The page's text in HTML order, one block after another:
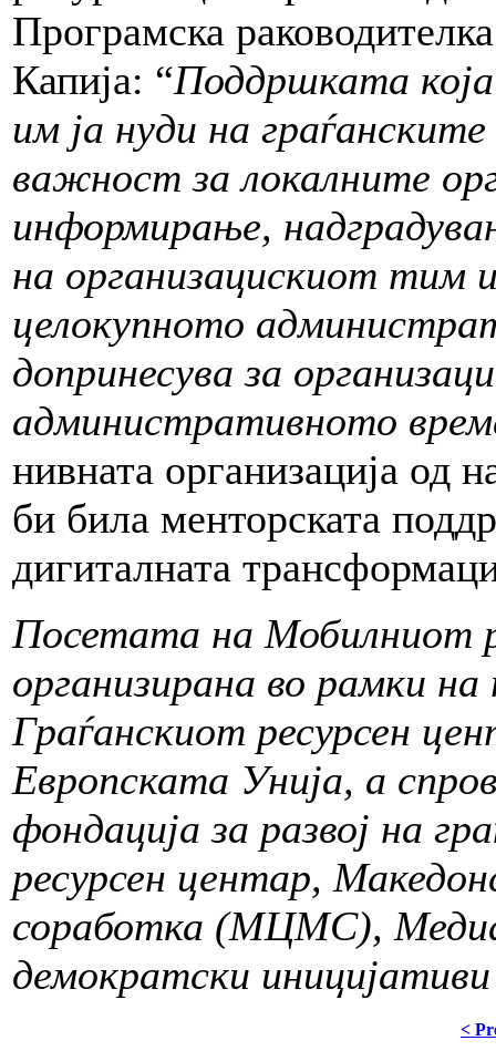
Програмска
Капија: “Поддршката
им ја нуди на
важност за локалните
информирање,
на организацискиот тим
целокупното
допринесува за
административното
нивната организација од
би била менторската
дигиталната
Посетата на Мобилниот
организирана во рамки
Граѓанскиот ресурсен
Европската Унија, а
фондација за развој на
ресурсен центар,
соработка (МЦМС),
демократски
<